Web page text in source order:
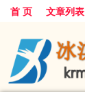
首 页 文章列表